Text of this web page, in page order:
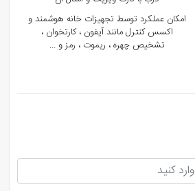
امکان عملکرد توسط تجهیزات خانه هوشمند و
اکسس کنترل مانند آیفون ، کارتخوان ،
تشخیص چهره ، ریموت ، رمز و ...